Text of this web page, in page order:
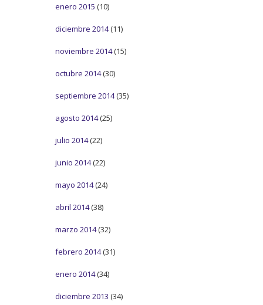
enero 2015 (10)
diciembre 2014(11)
noviembre 2014(15)
octubre 2014(30)
septiembre 2014(35)
agosto 2014(25)
julio 2014(22)
junio 2014(22)
mayo 2014(24)
abril 2014(38)
marzo 2014(32)
febrero 2014(31)
enero 2014(34)
diciembre 2013 (34)